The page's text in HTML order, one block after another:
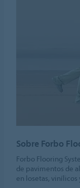
Sobre Forbo
Forbo Flooring
de pavimentos de
en losetas, vinílicos